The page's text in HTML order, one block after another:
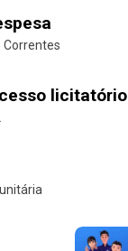
Correntes
licitatório